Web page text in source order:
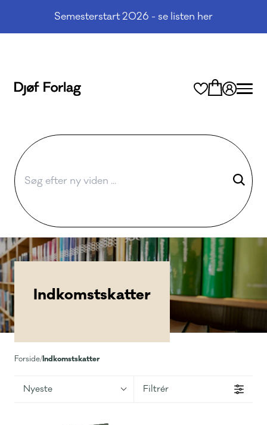
Semesterstart 2026 - se listen her
Indkomstskatter
Forside/Indkomstskatter
Nyeste Filtrér